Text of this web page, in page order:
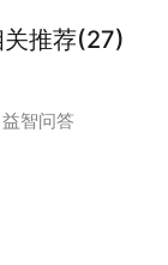
关推荐(27)
益智问答